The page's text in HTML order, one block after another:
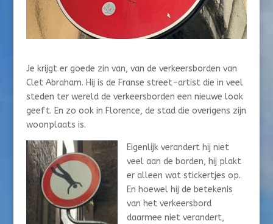
Je krijgt er goede zin van, van de verkeersborden van
Clet Abraham. Hij is de Franse street-artist die in veel
steden ter wereld de verkeersborden een nieuwe look
geeft. En zo ook in Florence, de stad die overigens zijn
woonplaats is.
Eigenlijk verandert hij niet
veel aan de borden, hij plakt
er alleen wat stickertjes op.
En hoewel hij de betekenis
van het verkeersbord
daarmee niet verandert,